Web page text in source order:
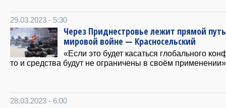
29.03.2023 - 5:30
Через Приднестровье лежит прямой
мировой войне — Красносельский
«Если это будет касаться глобального
то и средства будут не ограничены в своём
28.03.2023 - 6:00